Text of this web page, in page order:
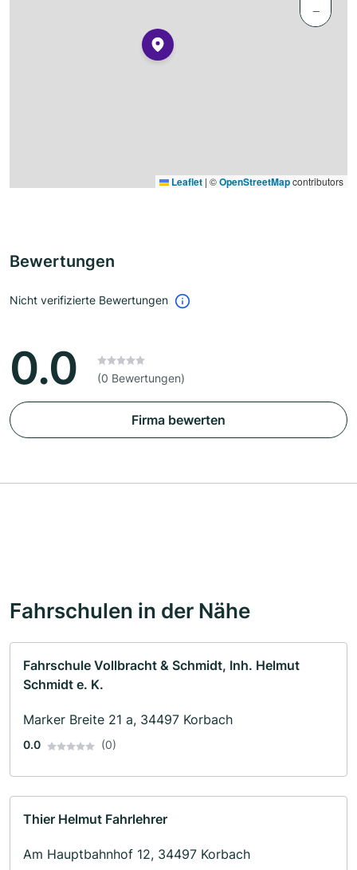
−
Leaflet | ©OpenStreetMapcontributors
Bewertungen
Nicht verifizierte Bewertungen
0.0 (0 Bewertungen)
Firma bewerten
Fahrschulen in der Nähe
Fahrschule Vollbracht & Schmidt, Inh. Helmut
Schmidt e. K.
Marker Breite 21 a, 34497 Korbach
0.0 (0)
Thier Helmut Fahrlehrer
Am Hauptbahnhof 12, 34497 Korbach